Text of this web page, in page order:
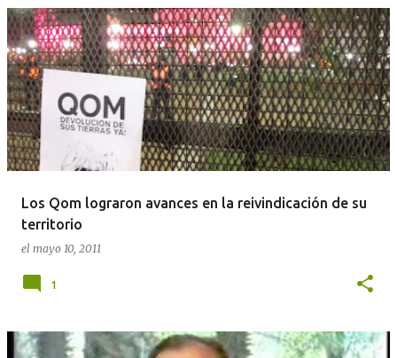
Los Qom lograron avances en la reivindicación de su
territorio
el mayo 10, 2011
1